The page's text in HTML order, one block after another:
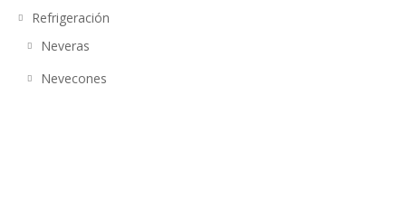
Refrigeración
Neveras
Nevecones